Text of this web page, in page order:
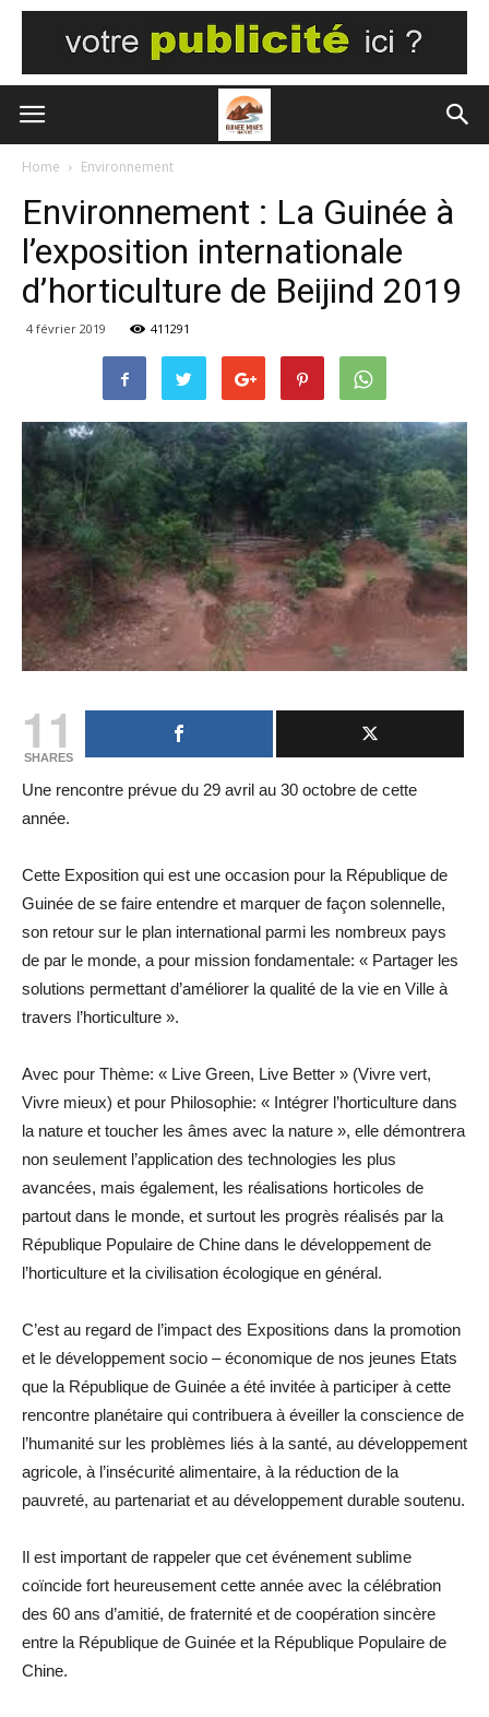
Home Environnement
Environnement : La Guinée à
l’exposition internationale
d’horticulture de Beijind 2019
4 février 2019 411291
11
SHARES
Une rencontre prévue du 29 avril au 30 octobre de cette
année.
Cette Exposition qui est une occasion pour la République de
Guinée de se faire entendre et marquer de façon solennelle,
son retour sur le plan international parmi les nombreux pays
de par le monde, a pour mission fondamentale: « Partager les
solutions permettant d’améliorer la qualité de la vie en Ville à
travers l’horticulture ».
Avec pour Thème: « Live Green, Live Better » (Vivre vert,
Vivre mieux) et pour Philosophie: « Intégrer l’horticulture dans
la nature et toucher les âmes avec la nature », elle démontrera
non seulement l’application des technologies les plus
avancées, mais également, les réalisations horticoles de
partout dans le monde, et surtout les progrès réalisés par la
République Populaire de Chine dans le développement de
l’horticulture et la civilisation écologique en général.
C’est au regard de l’impact des Expositions dans la promotion
et le développement socio – économique de nos jeunes Etats
que la République de Guinée a été invitée à participer à cette
rencontre planétaire qui contribuera à éveiller la conscience de
l’humanité sur les problèmes liés à la santé, au développement
agricole, à l’insécurité alimentaire, à la réduction de la
pauvreté, au partenariat et au développement durable soutenu.
Il est important de rappeler que cet événement sublime
coïncide fort heureusement cette année avec la célébration
des 60 ans d’amitié, de fraternité et de coopération sincère
entre la République de Guinée et la République Populaire de
Chine.